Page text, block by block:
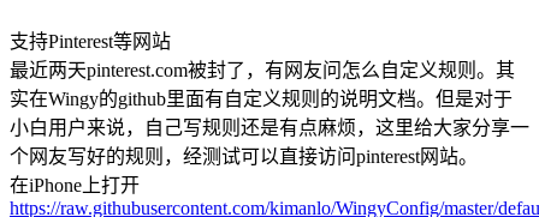
支持Pinterest等网站
最近两天pinterest.com被封了，有网友问怎么自定义规则。其
实在Wingy的github里面有自定义规则的说明文档。但是对于
小白用户来说，自己写规则还是有点麻烦，这里给大家分享一
个网友写好的规则，经测试可以直接访问pinterest网站。
在iPhone上打开
https://raw.githubusercontent.com/kimanlo/WingyConfig/master/